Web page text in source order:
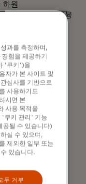
하원
으로 근무하며 금융
접근성을 확대하며
글로벌 위협에
니다.
비스 연구소, 정보
에서 활동하고
받았습니다.
과를 측정하며,
험을 제공하기
'쿠키')을
자가 본 사이트 및
심사를 기반으로
사용하기도
시면 본
사용 목적을
'쿠키 관리' 기능
공될 수 있습니다)
실 수 있으며,
제외한 일부 또는
있습니다.
두 거부